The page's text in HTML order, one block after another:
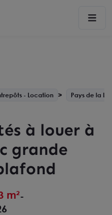
- Location Pays de la
à louer à
grande
m²-